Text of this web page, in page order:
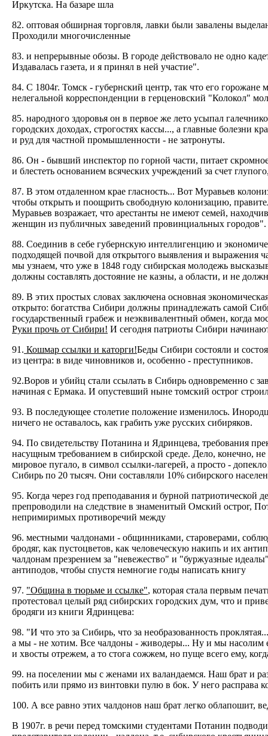
Иркутска. На базаре шла
82. оптовая обширная торговля, лавки были завалены
Проходили многочисленные
83. и непрерывные обозы. В городе действовало не одно
Издавалась газета, и я принял в ней участие".
84. С 1804г. Томск - губернский центр, так что его
нелегальной корреспонденции в герценовский "Колокол"
85. народного здоровья он в первое же лето усыпал
городских доходах, строгостях кассы..., а главные болезни
и руд для частной промышленности - не затронуты.
86. Он - бывший инспектор по горной части, питает
и блестеть основанием всяческих учреждений за счет
87. В этом отдаленном крае гласность... Вот Муравьев
чтобы открыть и поощрить свободную колонизацию,
Муравьев возражает, что арестанты не имеют семей,
женщин из публичных заведений провинциальных городов".
88. Соединив в себе губернскую интеллигенцию и
подходящей почвой для открытого выявления и выражения
мы узнаем, что уже в 1848 году сибирская молодежь
должны составлять достояние не казны, а области, и не
89. В этих простых словах заключена основная
открыто: богатства Сибири должны принадлежать самой
государственный грабеж и неэквивалентный обмен, когда
Руки прочь от Сибири! И сегодня патриоты Сибири
91. Кошмар ссылки и каторги!Беды Сибири состояли и
из центра: в виде чиновников и, особенно - преступников.
92.Воров и убийц стали ссылать в Сибирь одновременно с
начиная с Ермака. И опустевший ныне томский острог
93. В последующее столетие положение изменилось.
ничего не оставалось, как грабить уже русских сибиряков.
94. По свидетельству Потанина и Ядринцева, требования
насущным требованием в сибирской среде. Дело, конечно,
мировое пугало, в символ ссылки-лагерей, а просто -
Сибирь по 20 тысяч. Они составляли 10% сибирского
95. Когда через год преподавания и бурной патриотической
препроводили на следствие в знаменитый Омский острог,
непримиримых противоречий между
96. местными чалдонами - общинниками, староверами,
бродяг, как пустоцветов, как человеческую накипь и их
чалдонам презрением за "невежество" и "буржуазные
антиподов, чтобы спустя немногие годы написать книгу
97. "Община в тюрьме и ссылке", которая стала первым
протестовал целый ряд сибирских городских дум, что и
бродяги из книги Ядринцева:
98. "И что это за Сибирь, что за необразованность
а мы - не хотим. Все чалдоны - живодеры... Ну и мы насолим
и хвосты отрежем, а то стога сожжем, но пуще всего ему,
99. на поселении мы с женами их валандаемся. Наш брат и
побить или прямо из винтовки пулю в бок. У него расправа
100. А все равно этих чалдонов наш брат легко облапошит,
В 1907г. в речи перед томскими студентами Потанин